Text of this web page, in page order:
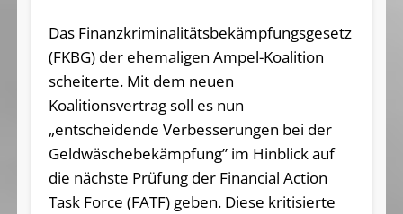
Das Finanzkriminalitätsbekämpfungsgesetz
(FKBG) der ehemaligen Ampel-Koalition
scheiterte. Mit dem neuen
Koalitionsvertrag soll es nun
„entscheidende Verbesserungen bei der
Geldwäschebekämpfung” im Hinblick auf
die nächste Prüfung der Financial Action
Task Force (FATF) geben. Diese kritisierte